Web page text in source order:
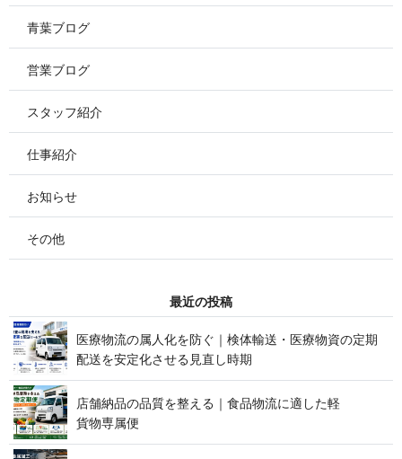
青葉ブログ
営業ブログ
スタッフ紹介
仕事紹介
お知らせ
その他
最 近 の 投 稿
医療物流の属人化を防ぐ｜検体輸送・医療物資の定期
配送を安定化させる見 直 し 時 期
店舗納品の品質を整える｜食品物流に適した軽
貨 物 専 属 便